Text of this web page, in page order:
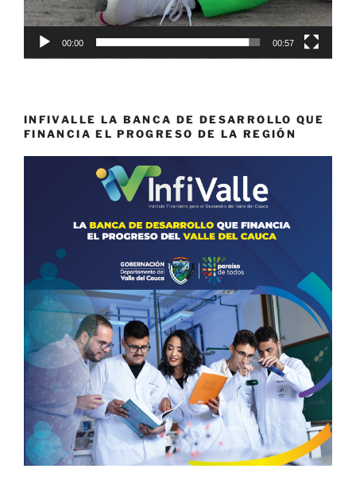
00:00 00:57
INFIVALLE LA BANCA DE DESARROLLO QUE
FINANCIA EL PROGRESO DE LA REGIÓN